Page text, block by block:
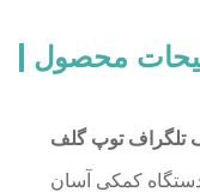
محصول
تلگراف توپ گلف
کمکی آسان